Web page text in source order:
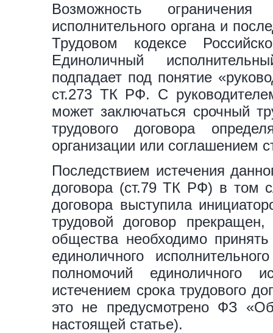
Возможность
исполнительного органа и
Трудовом кодексе
Единоличный
подпадает под понятие
ст.273 ТК РФ. С
может заключаться срочный
трудового договора
организации или соглашением
Последствием истечения
договора (ст.79 ТК РФ) в том
договора выступила
трудовой договор
общества необходимо
единоличного
полномочий единоличного
истечением срока трудового
это не предусмотрено ФЗ
настоящей статье).